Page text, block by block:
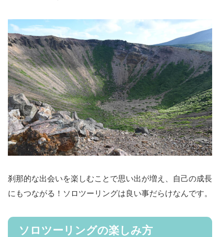
刹那的な出会いを楽しむことで思い出が増え、自己の成長
にもつながる！ソロツーリングは良い事だらけなんです。
ソロツーリングの楽しみ方